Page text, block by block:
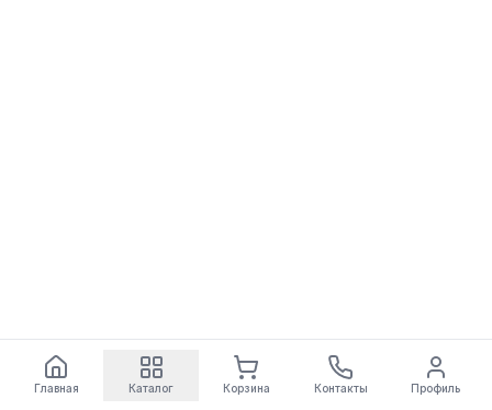
Главная Каталог Корзина Контакты Профиль